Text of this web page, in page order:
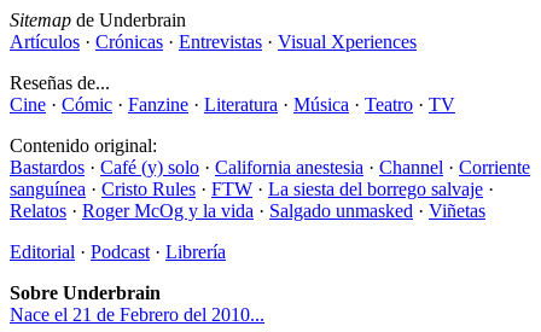
Sitemap de Underbrain
Artículos · Crónicas · Entrevistas · Visual Xperiences
Reseñas de...
Cine · Cómic · Fanzine · Literatura · Música · Teatro · TV
Contenido original:
Bastardos · Café (y) solo · California anestesia · Channel · Corriente
sanguínea · Cristo Rules · FTW · La siesta del borrego salvaje ·
Relatos · Roger McOg y la vida · Salgado unmasked · Viñetas
Editorial · Podcast · Librería
Sobre Underbrain
Nace el 21 de Febrero del 2010...